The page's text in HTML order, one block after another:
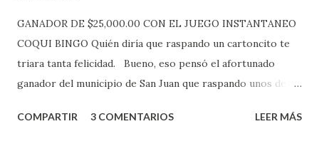
GANADOR DE $25,000.00 CON EL JUEGO INSTANTANEO
COQUI BINGO Quién diría que raspando un cartoncito te
triara tanta felicidad. Bueno, eso pensó el afortunado
ganador del municipio de San Juan que raspando unos de
obtuvo un premio de $25,000,00 dólares. Este es el anuncio
COMPARTIR 3 COMENTARIOS LEER MÁS